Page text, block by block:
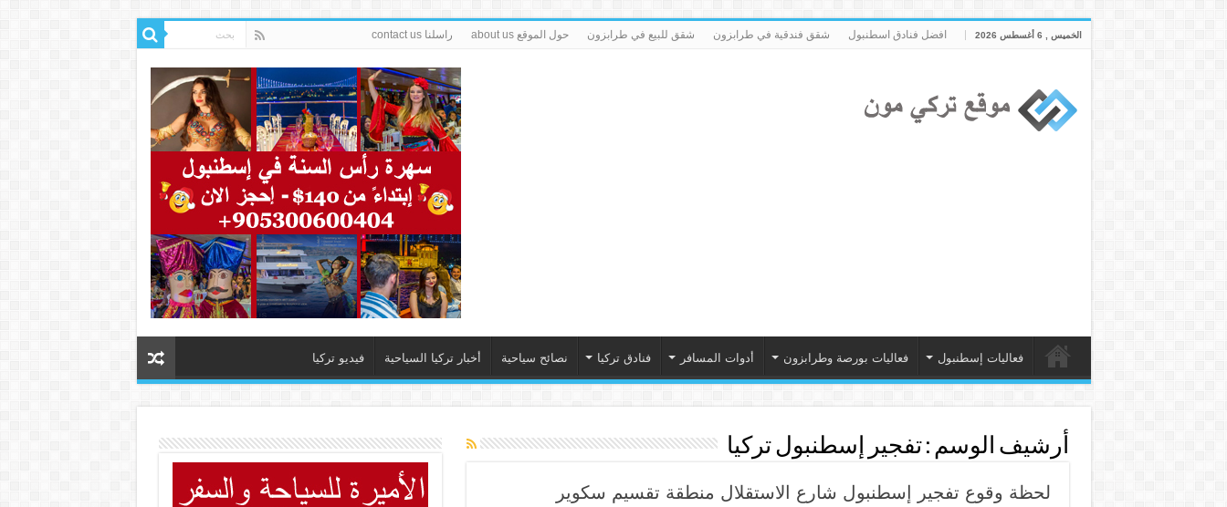
الخميس , 6 أغسطس 2026 افضل فنادق اسطنبول شقق فندقية في طرابزون شقق للبيع في طرابزون حول الموقع about us راسلنا contact us
فعاليات إسطنبول فعاليات بورصة وطرابزون أدوات المسافر فنادق تركيا نصائح سياحية أخبار تركيا السياحية فيديو تركيا
أرشيف الوسم :تفجير إسطنبول تركيا
لحظة وقوع تفجير إسطنبول شارع الاستقلال منطقة تقسيم سكوير